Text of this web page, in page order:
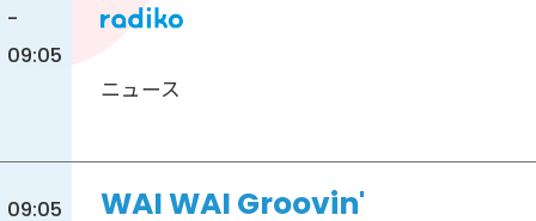
-
09:05
ニュース
09:05
WAI WAI Groovin'